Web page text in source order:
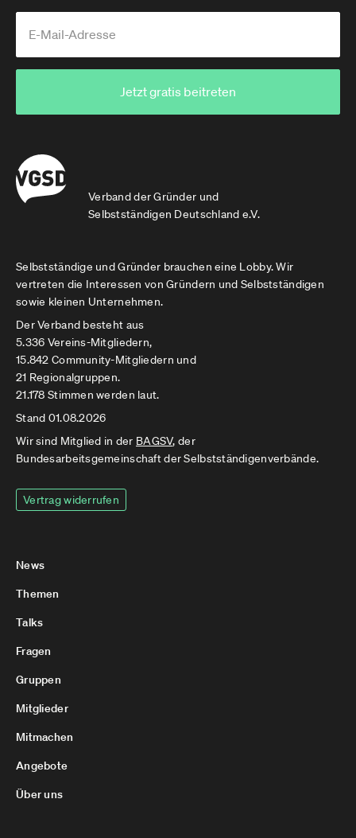
Verband der Gründer und
Selbstständigen Deutschland e.V.
Jetzt gratis beitreten
Selbstständige und Gründer brauchen eine Lobby. Wir
vertreten die Interessen von Gründern und Selbstständigen
sowie kleinen Unternehmen.
Der Verband besteht aus
5.336 Vereins-Mitgliedern,
15.842 Community-Mitgliedern und
21 Regionalgruppen.
21.178 Stimmen werden laut.
Stand 01.08.2026
Wir sind Mitglied in der BAGSV, der
Bundesarbeitsgemeinschaft der Selbstständigenverbände.
Vertrag widerrufen
News
Themen
Talks
Fragen
Gruppen
Mitglieder
Mitmachen
Angebote
Über uns